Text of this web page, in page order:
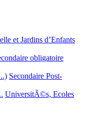
et Jardins d’Enfants
obligatoire
Secondaire Post-
UniversitÃ©s, Ecoles